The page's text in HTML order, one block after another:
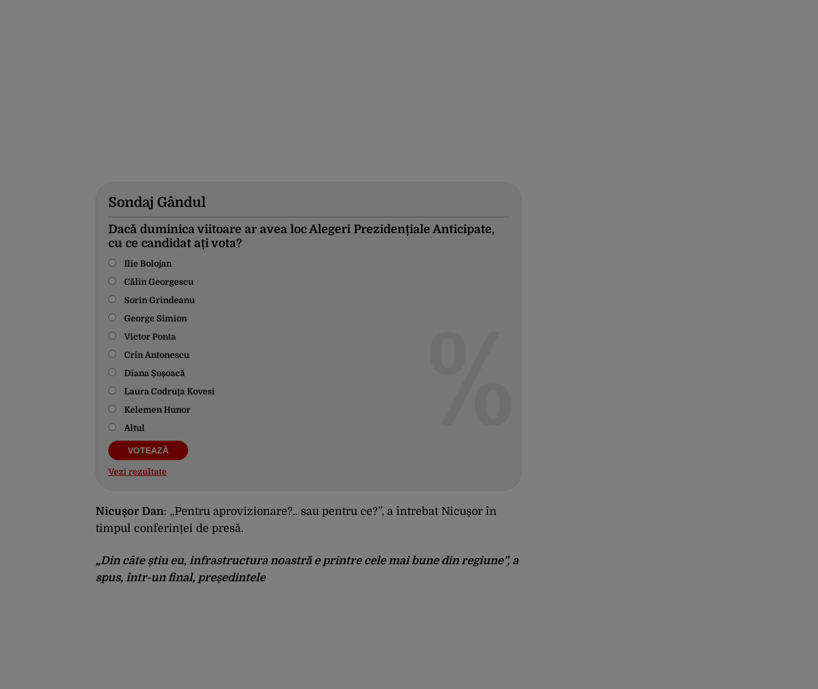
Sondaj Gândul
Dacă duminica viitoare ar avea loc Alegeri Prezidențiale Anticipate,
cu ce candidat ați vota?
Ilie Bolojan
Călin Georgescu
Sorin Grindeanu
George Simion
Victor Ponta
Crin Antonescu
Diana Șoșoacă
Laura Codruța Kovesi
Kelemen Hunor
Altul
Vezi rezultate
Nicușor Dan: „Pentru aprovizionare?.. sau pentru ce?”, a întrebat Nicușor în
timpul conferinței de presă.
„Din câte știu eu, infrastructura noastră e printre cele mai bune din regiune”, a
spus, într-un final, președintele